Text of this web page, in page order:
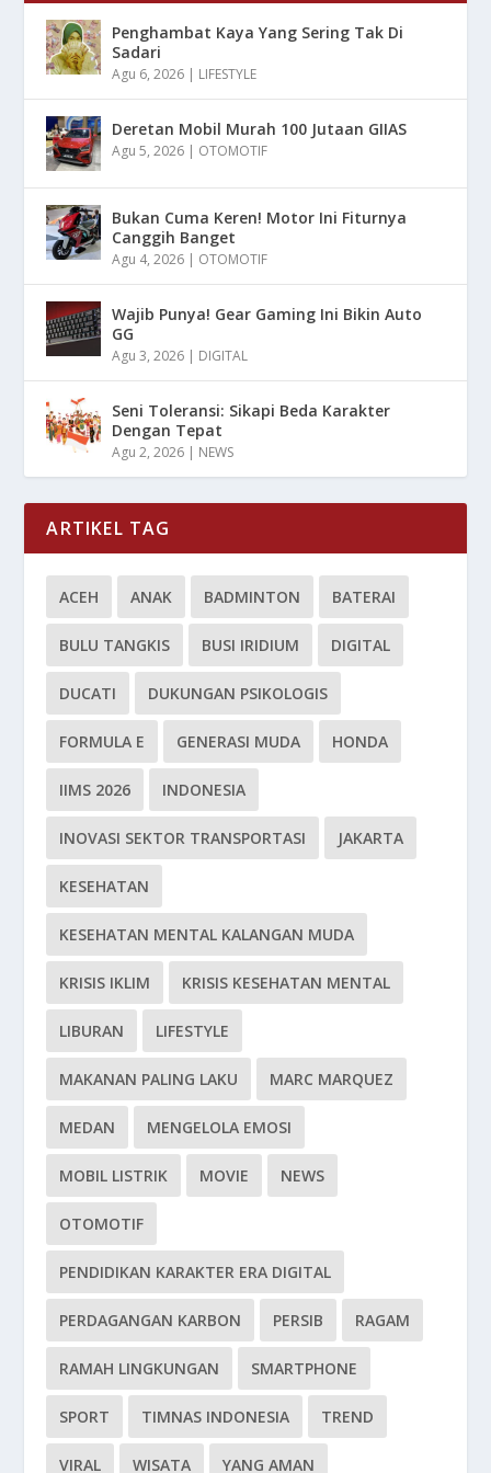
Penghambat Kaya Yang Sering Tak Di
Sadari
Agu 6, 2026 | LIFESTYLE
Deretan Mobil Murah 100 Jutaan GIIAS
Agu 5, 2026 | OTOMOTIF
Bukan Cuma Keren! Motor Ini Fiturnya
Canggih Banget
Agu 4, 2026 | OTOMOTIF
Wajib Punya! Gear Gaming Ini Bikin Auto
GG
Agu 3, 2026 | DIGITAL
Seni Toleransi: Sikapi Beda Karakter
Dengan Tepat
Agu 2, 2026 | NEWS
ARTIKEL TAG
ACEH ANAK BADMINTON BATERAI
BULU TANGKIS BUSI IRIDIUM DIGITAL
DUCATI DUKUNGAN PSIKOLOGIS
FORMULA E GENERASI MUDA HONDA
IIMS 2026 INDONESIA
INOVASI SEKTOR TRANSPORTASI JAKARTA
KESEHATAN
KESEHATAN MENTAL KALANGAN MUDA
KRISIS IKLIM KRISIS KESEHATAN MENTAL
LIBURAN LIFESTYLE
MAKANAN PALING LAKU MARC MARQUEZ
MEDAN MENGELOLA EMOSI
MOBIL LISTRIK MOVIE NEWS
OTOMOTIF
PENDIDIKAN KARAKTER ERA DIGITAL
PERDAGANGAN KARBON PERSIB RAGAM
RAMAH LINGKUNGAN SMARTPHONE
SPORT TIMNAS INDONESIA TREND
VIRAL WISATA YANG AMAN